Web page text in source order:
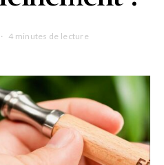
4 minutes de lecture